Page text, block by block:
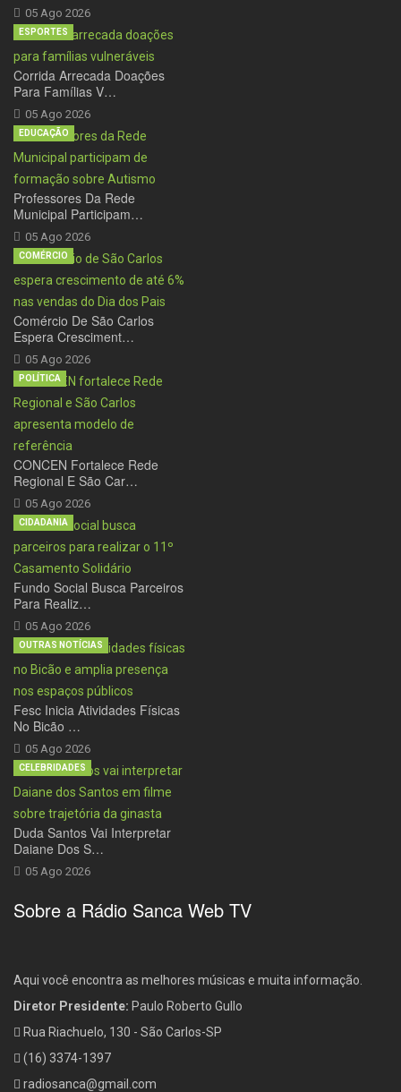
05 Ago 2026
Corrida Arrecada Doações
Para Famílias V…
05 Ago 2026
ESPORTES
Professores Da Rede
Municipal Participam…
05 Ago 2026
EDUCAÇÃO
Comércio De São Carlos
Espera Cresciment…
05 Ago 2026
COMÉRCIO
CONCEN Fortalece Rede
Regional E São Car…
05 Ago 2026
POLÍTICA
Fundo Social Busca Parceiros
Para Realiz…
05 Ago 2026
CIDADANIA
Fesc Inicia Atividades Físicas
No Bicão …
05 Ago 2026
OUTRAS NOTÍCIAS
Duda Santos Vai Interpretar
Daiane Dos S…
05 Ago 2026
CELEBRIDADES
Sobre a Rádio Sanca Web TV
Aqui você encontra as melhores músicas e muita informação.
Diretor Presidente: Paulo Roberto Gullo
Rua Riachuelo, 130 - São Carlos-SP
(16) 3374-1397
radiosanca@gmail.com